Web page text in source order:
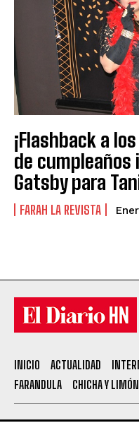
¡Flashback a
de cumpleaños
Gatsby para
FARAH LA REVISTA
INICIO ACTUALIDAD
FARANDULA
CHICHA Y LIMÓN